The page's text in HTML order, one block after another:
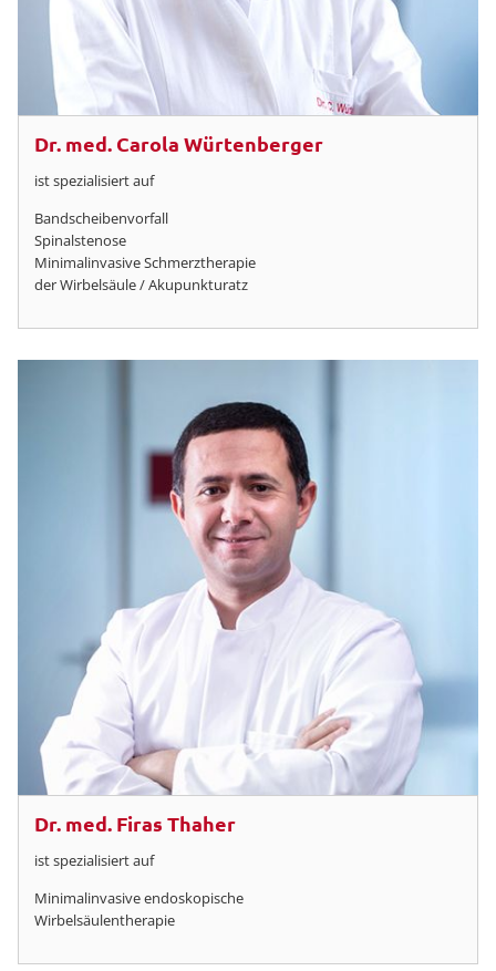
Dr. med. Carola Würtenberger
ist spezialisiert auf
Bandscheibenvorfall
Spinalstenose
Minimalinvasive Schmerztherapie
der Wirbelsäule / Akupunkturatz
Dr. med. Firas Thaher
ist spezialisiert auf
Minimalinvasive endoskopische
Wirbelsäulentherapie